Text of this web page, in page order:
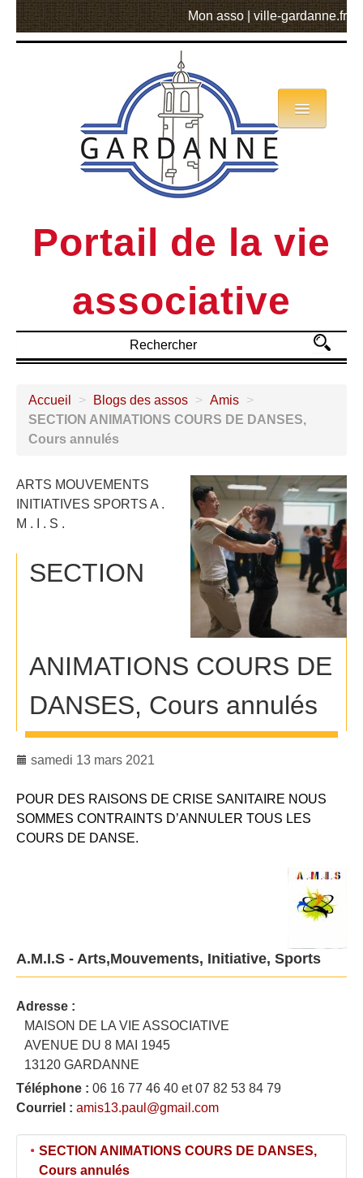
Mon asso ville-gardanne.fr
Portail de la vie
associative
Annuaire
Actualités
MVA
Accueil > Blogs des assos > Amis >
SECTION ANIMATIONS COURS DE DANSES,
Cours annulés
ARTS MOUVEMENTS
INITIATIVES SPORTS A .
M . I . S .
SECTION
ANIMATIONS COURS DE
DANSES, Cours annulés
samedi 13 mars 2021
POUR DES RAISONS DE CRISE SANITAIRE NOUS
SOMMES CONTRAINTS D’ANNULER TOUS LES
COURS DE DANSE.
A.M.I.S - Arts,Mouvements, Initiative, Sports
Adresse :
MAISON DE LA VIE ASSOCIATIVE
AVENUE DU 8 MAI 1945
13120 GARDANNE
Téléphone : 06 16 77 46 40 et 07 82 53 84 79
Courriel : amis13.paul@gmail.com
SECTION ANIMATIONS COURS DE DANSES,
Cours annulés